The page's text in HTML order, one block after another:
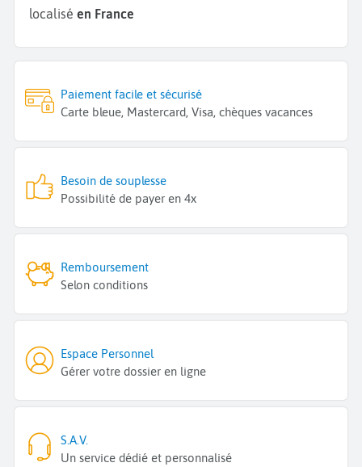
localisé en France
Paiement facile et sécurisé
Carte bleue, Mastercard, Visa, chèques vacances
Besoin de souplesse
Possibilité de payer en 4x
Remboursement
Selon conditions
Espace Personnel
Gérer votre dossier en ligne
S.A.V.
Un service dédié et personnalisé